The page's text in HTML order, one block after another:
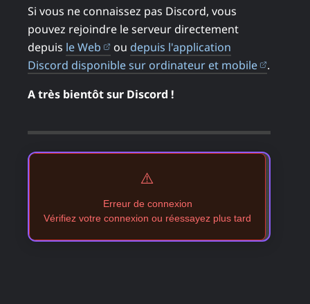
Si vous ne connaissez pas Discord, vous
pouvez rejoindre le serveur directement
depuis le Web (ouvre dans un nouvel onglet)
ou depuis l'application
Discord disponible sur ordinateur et mobile
(ouvre
.
A très bientôt sur Discord !
⚠️
Erreur de connexion
Vérifiez votre connexion ou réessayez plus tard